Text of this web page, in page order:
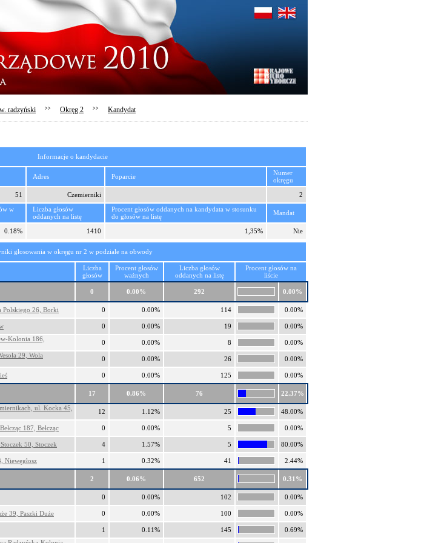
radzyński >> Okręg 2 >> Kandydat
Informacje o kandydacie
Adres Poparcie
Numer
okręgu
51 Czemierniki
2
w
Liczba głosów
oddanych na listę
Procent głosów oddanych na kandydata w stosunku
do głosów na listę
Mandat
0.18% 1410 1,35% Nie
głosowania w okręgu nr 2 w podziale na obwody
Liczba
głosów
Procent głosów
ważnych
Liczba głosów
oddanych na listę
Procent głosów na
liście
0 0.00% 292 0.00%
Polskiego 26, Borki 0 0.00% 114 0.00%
0 0.00% 19 0.00%
Kolonia 186,
0 0.00% 8 0.00%
29, Wola
0 0.00% 26 0.00%
0 0.00% 125 0.00%
17 0.86% 76 22.37%
ul. Kocka 45,
12 1.12% 25 48.00%
187, Bełcząc 0 0.00% 5 0.00%
50, Stoczek 4 1.57% 5 80.00%
Niewęgłosz 1 0.32% 41 2.44%
2 0.06% 652 0.31%
0 0.00% 102 0.00%
39, Paszki Duże 0 0.00% 100 0.00%
1 0.11% 145 0.69%